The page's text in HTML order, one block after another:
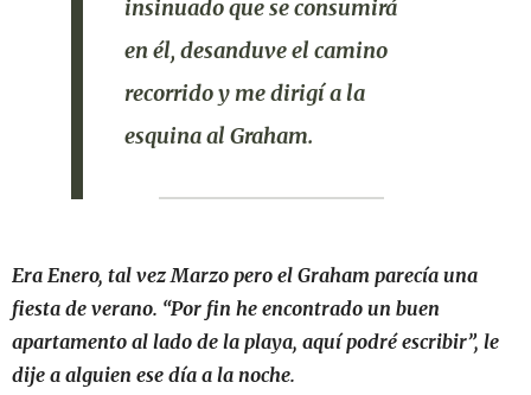
insinuado que se consumirá
en él, desanduve el camino
recorrido y me dirigí a la
esquina al Graham.
Era Enero, tal vez Marzo pero el Graham parecía una
fiesta de verano. “Por fin he encontrado un buen
apartamento al lado de la playa, aquí podré escribir”, le
dije a alguien ese día a la noche.